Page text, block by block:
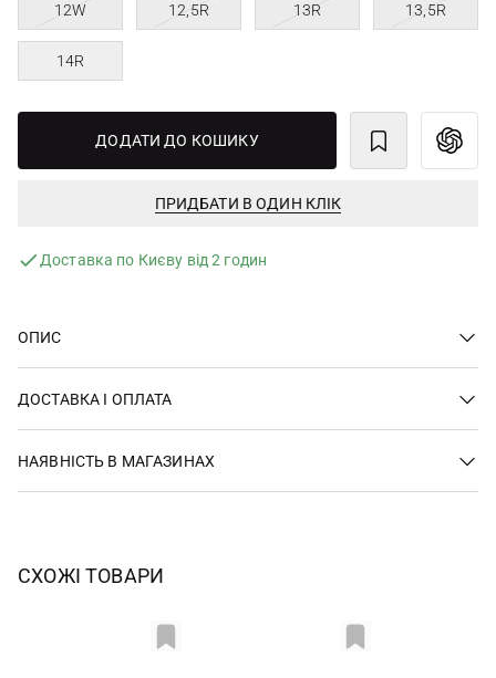
12W 12,5R 13R 13,5R
14R
ДОДАТИ ДО КОШИКУ
ПРИДБАТИ В ОДИН КЛІК
Доставка по Києву від 2 годин
ОПИС
ДОСТАВКА І ОПЛАТА
НАЯВНІСТЬ В МАГАЗИНАХ
СХОЖІ ТОВАРИ